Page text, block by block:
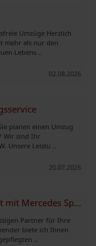
Umzüge Herzlich
mehr als nur den
Lebens ..
02.08.2026
planen einen Umzug
Wir sind Ihr
Unsere Leistu ..
20.07.2026
Zuverlässiger Transport & Kurierdienst mit Mercedes Sprinter L2H2
Partner für Ihre
biete ich Ihnen
..